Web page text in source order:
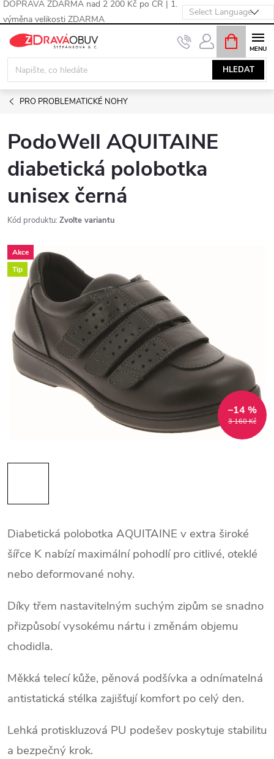
DOPRAVA ZDARMA nad 2 200 Kč po ČR | 1.
výměna velikosti ZDARMA
Přejít
obsah
HLEDAT
NÁKUPNÍ
KOŠÍK
PRO PROBLEMATICKÉ NOHY
PodoWell AQUITAINE
diabetická polobotka
unisex černá
Kód produktu: Zvolte variantu
Akce
Tip
3 160 Kč
–14 %
Diabetická polobotka AQUITAINE v extra široké
šířce K nabízí maximální pohodlí pro citlivé, oteklé
nebo deformované nohy.
Díky třem nastavitelným suchým zipům se snadno
přizpůsobí vysokému nártu i změnám objemu
chodidla.
Měkká telecí kůže, pěnová podšívka a odnímatelná
antistatická stélka zajišťují komfort po celý den.
Lehká protiskluzová PU podešev poskytuje stabilitu
a bezpečný krok.